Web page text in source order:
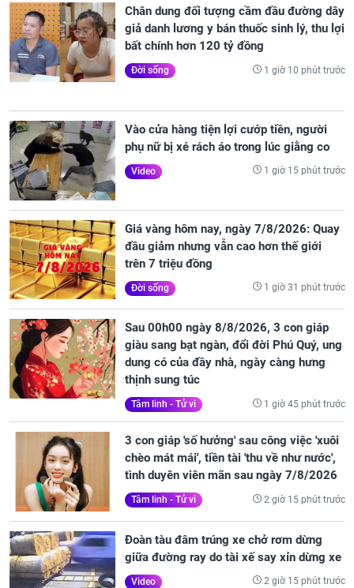
Chân dung đối tượng cầm đầu đường dây
giả danh lương y bán thuốc sinh lý, thu lợi
bất chính hơn 120 tỷ đồng
Đời sống 1 giờ 10 phút trước
Vào cửa hàng tiện lợi cướp tiền, người
phụ nữ bị xé rách áo trong lúc giằng co
Video 1 giờ 15 phút trước
Giá vàng hôm nay, ngày 7/8/2026: Quay
đầu giảm nhưng vẫn cao hơn thế giới
trên 7 triệu đồng
Đời sống 1 giờ 31 phút trước
Sau 00h00 ngày 8/8/2026, 3 con giáp
giàu sang bạt ngàn, đổi đời Phú Quý, ung
dung có của đầy nhà, ngày càng hưng
thịnh sung túc
Tâm linh - Tử vi 1 giờ 45 phút trước
3 con giáp 'số hưởng' sau công việc 'xuôi
chèo mát mái', tiền tài 'thu về như nước',
tình duyên viên mãn sau ngày 7/8/2026
Tâm linh - Tử vi 2 giờ 15 phút trước
Đoàn tàu đâm trúng xe chở rơm dừng
giữa đường ray do tài xế say xỉn dừng xe
Video 2 giờ 15 phút trước